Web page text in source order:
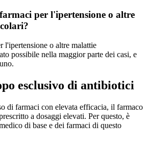
per l'ipertensione o altre
l'ipertensione o altre malattie
possibile nella maggior parte dei casi, e
esclusivo di antibiotici
di farmaci con elevata efficacia, il farmaco
a dosaggi elevati. Per questo, è
di base e dei farmaci di questo